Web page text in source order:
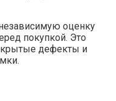
оценку
покупкой. Это
дефекты и